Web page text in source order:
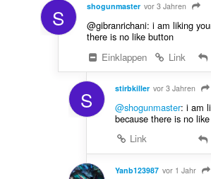
S shogunmaster vor 3 Jahren
@gibranrichani: i am liking
there is no like button
Einklappen
Link
S stirbkiller vor 3 Jahren
@shogunmaster: i am
because there is no
Link
Yanb123987 vor 1 Jahr